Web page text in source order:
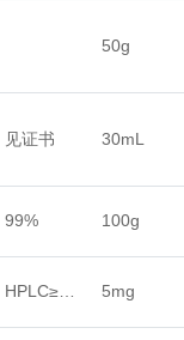
50g
见证书 30mL
99% 100g
5mg